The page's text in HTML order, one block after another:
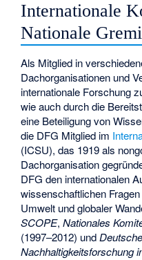
Internationale
Nationale
Als Mitglied in
Dachorganisationen und
internationale Forschung
wie auch durch die
eine Beteiligung von
die DFG Mitglied im
(ICSU), das 1919 als
Dachorganisation
DFG den internationalen
wissenschaftlichen
Umwelt und globaler
SCOPE,Nationales
(1997–2012) und
Nachhaltigkeitsforschung